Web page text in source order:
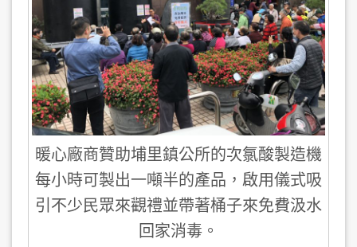
暖心廠商贊助埔里鎮公所的次氯酸製造機
每小時可製出一噸半的產品，啟用儀式吸
引不少民眾來觀禮並帶著桶子來免費汲水
回家消毒。